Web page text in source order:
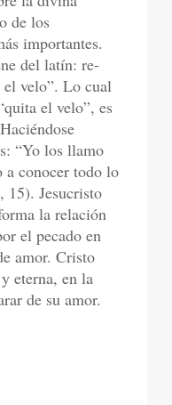
de los
importantes.
del latín: re-
velo”. Lo cual
el velo”, es
“Yo los llamo
a conocer todo lo
15). Jesucristo
la relación
el pecado en
amor. Cristo
eterna, en la
de su amor.